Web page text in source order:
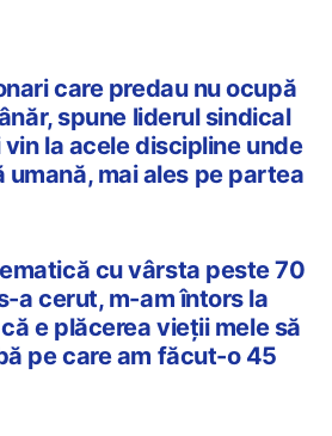
care predau nu ocupă
spune liderul sindical
vin la acele discipline unde
umană, mai ales pe partea
cu vârsta peste 70
a cerut, m-am întors la
e plăcerea vieţii mele să
pe care am făcut-o 45